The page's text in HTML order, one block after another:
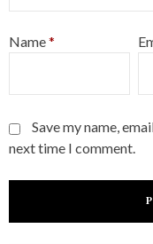
Name*
Save my name,
next time I comment.